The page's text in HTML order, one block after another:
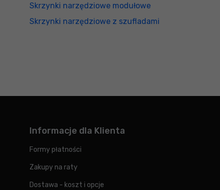
Skrzynki narzędziowe modułowe
Skrzynki narzędziowe z szufladami
Informacje dla Klienta
Formy płatności
Zakupy na raty
Dostawa - koszt i opcje